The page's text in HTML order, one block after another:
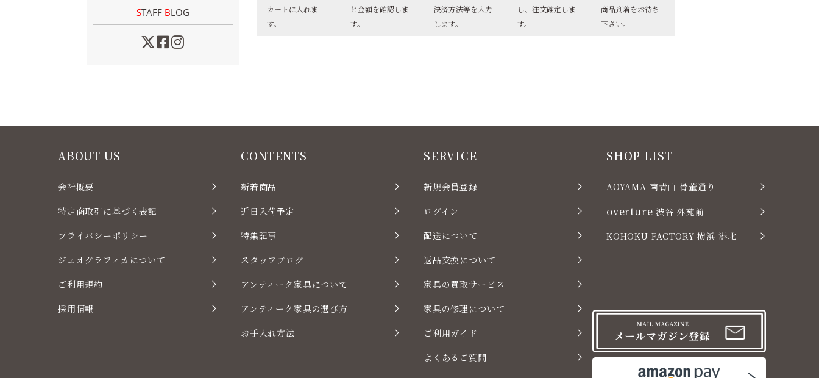
カートに入れま
す。
と金額を確認しま
す。
決済方法等を入力
します。
し、注文確定しま
す。
商品到着をお待ち
下さい。
STAFF BLOG
ABOUT US
会社概要
特定商取引に基づく表記
プライバシーポリシー
ジェオグラフィカについて
ご利用規約
採用情報
CONTENTS
新着商品
近日入荷予定
特集記事
スタッフブログ
アンティーク家具について
アンティーク家具の選び方
お手入れ方法
SERVICE
新規会員登録
ログイン
配送について
返品交換について
家具の買取サービス
家具の修理について
ご利用ガイド
よくあるご質問
SHOP LIST
AOYAMA 南青山 骨董通り
overture 渋谷 外苑前
KOHOKU FACTORY 横浜 港北